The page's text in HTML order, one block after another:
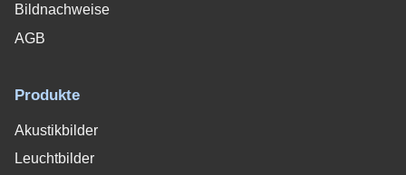
Bildnachweise
AGB
Produkte
Akustikbilder
Leuchtbilder